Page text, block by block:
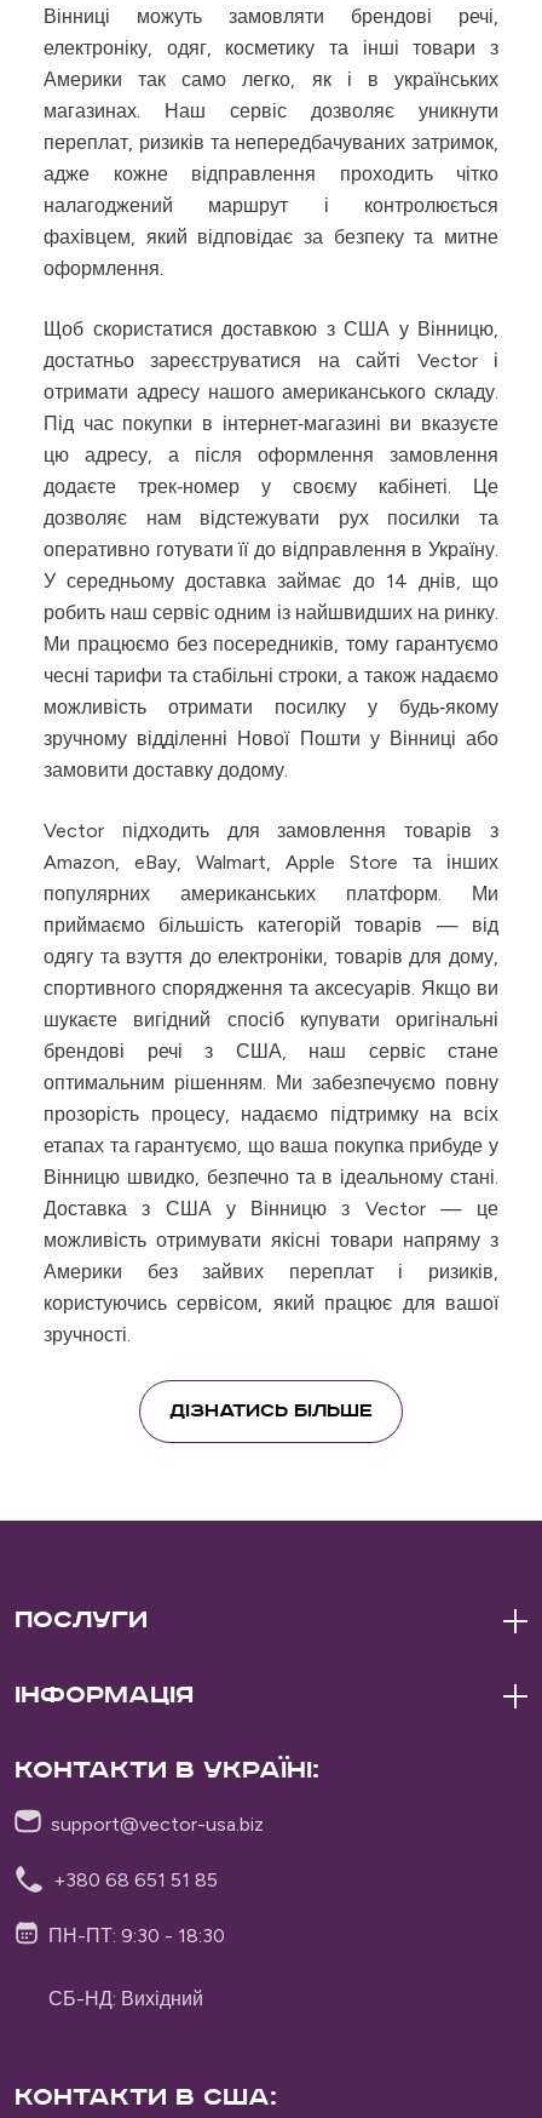
Вінниці можуть замовляти брендові речі,
електроніку, одяг, косметику та інші товари з
Америки так само легко, як і в українських
магазинах. Наш сервіс дозволяє уникнути
переплат, ризиків та непередбачуваних затримок,
адже кожне відправлення проходить чітко
налагоджений маршрут і контролюється
фахівцем, який відповідає за безпеку та митне
оформлення.
Щоб скористатися доставкою з США у Вінницю,
достатньо зареєструватися на сайті Vector і
отримати адресу нашого американського складу.
Під час покупки в інтернет‑магазині ви вказуєте
цю адресу, а після оформлення замовлення
додаєте трек‑номер у своєму кабінеті. Це
дозволяє нам відстежувати рух посилки та
оперативно готувати її до відправлення в Україну.
У середньому доставка займає до 14 днів, що
робить наш сервіс одним із найшвидших на ринку.
Ми працюємо без посередників, тому гарантуємо
чесні тарифи та стабільні строки, а також надаємо
можливість отримати посилку у будь‑якому
зручному відділенні Нової Пошти у Вінниці або
замовити доставку додому.
Vector підходить для замовлення товарів з
Amazon, eBay, Walmart, Apple Store та інших
популярних американських платформ. Ми
приймаємо більшість категорій товарів — від
одягу та взуття до електроніки, товарів для дому,
спортивного спорядження та аксесуарів. Якщо ви
шукаєте вигідний спосіб купувати оригінальні
брендові речі з США, наш сервіс стане
оптимальним рішенням. Ми забезпечуємо повну
прозорість процесу, надаємо підтримку на всіх
етапах та гарантуємо, що ваша покупка прибуде у
Вінницю швидко, безпечно та в ідеальному стані.
Доставка з США у Вінницю з Vector — це
можливість отримувати якісні товари напряму з
Америки без зайвих переплат і ризиків,
користуючись сервісом, який працює для вашої
зручності.
ДІЗНАТИСЬ БІЛЬШЕ
Послуги
Інформація
Контакти в Україні:
support@vector-usa.biz
+380 68 651 51 85
ПН-ПТ: 9:30 - 18:30
СБ-НД: Вихідний
Vector Delivery
Контакти в США: